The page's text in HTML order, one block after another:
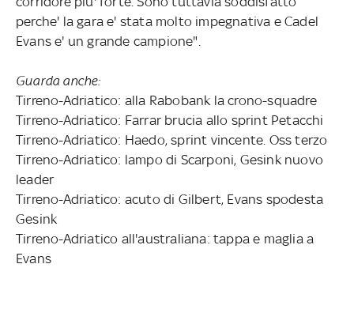
perche' la gara e' stata molto impegnativa e Cadel
Evans e' un grande campione".
Guarda anche:
Tirreno-Adriatico: alla Rabobank la crono-squadre
Tirreno-Adriatico: Farrar brucia allo sprint Petacchi
Tirreno-Adriatico: Haedo, sprint vincente. Oss terzo
Tirreno-Adriatico: lampo di Scarponi, Gesink nuovo
leader
Tirreno-Adriatico: acuto di Gilbert, Evans spodesta
Gesink
Tirreno-Adriatico all'australiana: tappa e maglia a
Evans